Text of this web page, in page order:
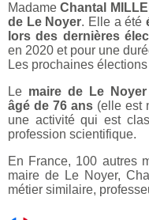
MadameChantal
de Le Noyer. Elle a été
lors des dernières
en 2020 et pour une
Les prochaines
Le maire de Le Noyer
âgé de 76 ans (elle est
une activité qui est
profession scientifique.
En France, 100 autres
maire de Le Noyer,
métier similaire,